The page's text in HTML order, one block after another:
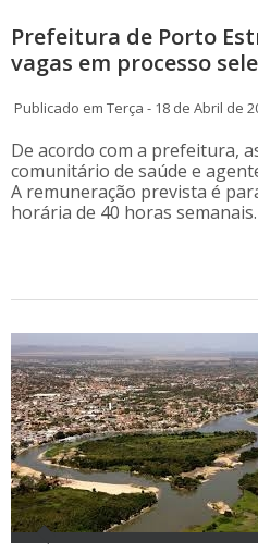
Prefeitura de Porto
vagas em processo
Publicado em Terça - 18 de Abril de
De acordo com a prefeitura,
comunitário de saúde e
A remuneração prevista é
horária de 40 horas semanais.